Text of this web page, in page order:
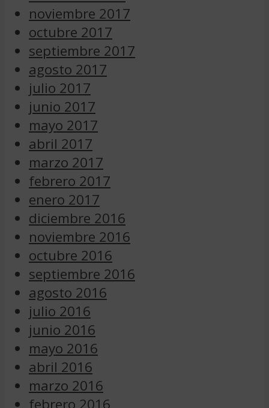
noviembre 2017
octubre 2017
septiembre 2017
agosto 2017
julio 2017
junio 2017
mayo 2017
abril 2017
marzo 2017
febrero 2017
enero 2017
diciembre 2016
noviembre 2016
octubre 2016
septiembre 2016
agosto 2016
julio 2016
junio 2016
mayo 2016
abril 2016
marzo 2016